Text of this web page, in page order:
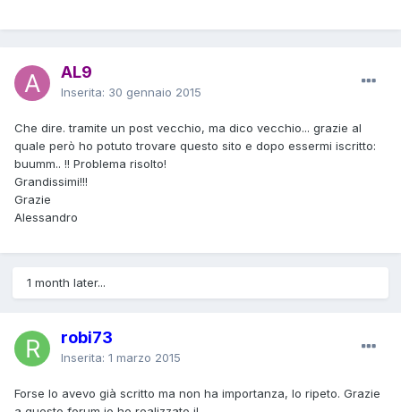
AL9
Inserita: 30 gennaio 2015
Che dire. tramite un post vecchio, ma dico vecchio... grazie al
quale però ho potuto trovare questo sito e dopo essermi iscritto:
buumm.. !! Problema risolto!
Grandissimi!!!
Grazie
Alessandro
1 month later...
robi73
Inserita: 1 marzo 2015
Forse lo avevo già scritto ma non ha importanza, lo ripeto. Grazie